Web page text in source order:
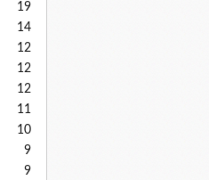
19
14
12
12
12
11
10
9
9